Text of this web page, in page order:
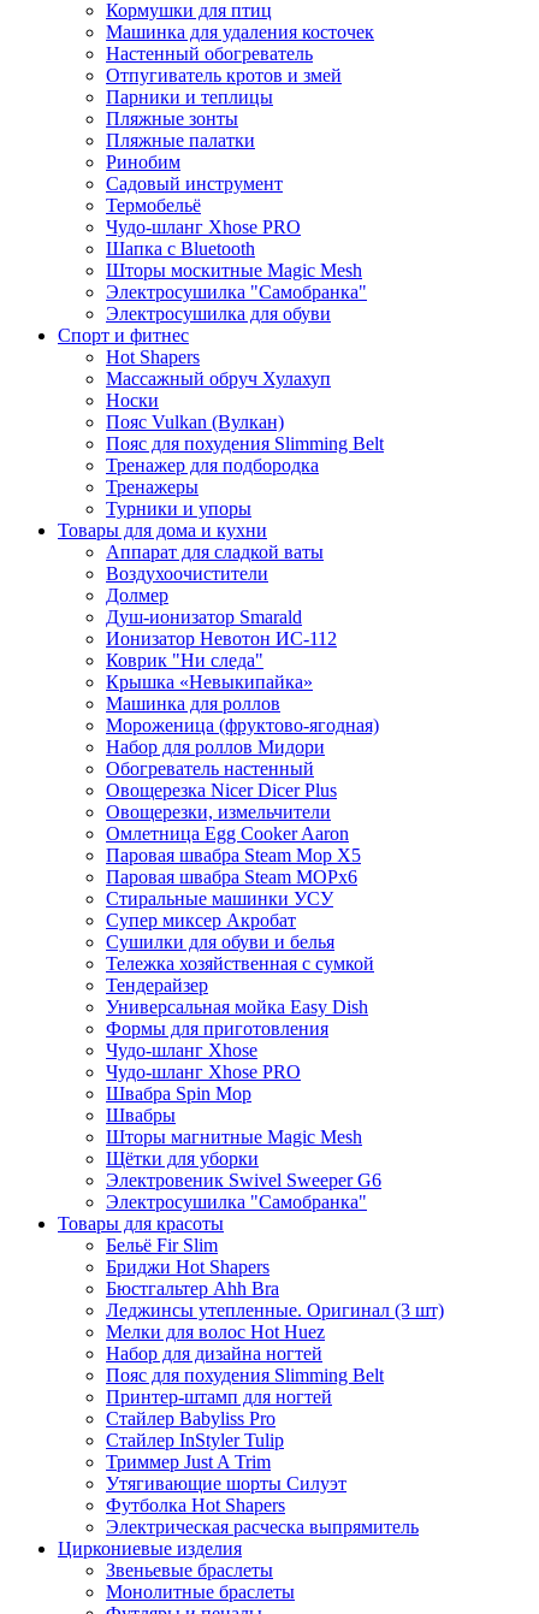
Кормушки для птиц
Машинка для удаления косточек
Настенный обогреватель
Отпугиватель кротов и змей
Парники и теплицы
Пляжные зонты
Пляжные палатки
Ринобим
Садовый инструмент
Термобельё
Чудо-шланг Xhose PRO
Шапка с Bluetooth
Шторы москитные Magic Mesh
Электросушилка "Самобранка"
Электросушилка для обуви
Спорт и фитнес
Hot Shapers
Массажный обруч Хулахуп
Носки
Пояс Vulkan (Вулкан)
Пояс для похудения Slimming Belt
Тренажер для подбородка
Тренажеры
Турники и упоры
Товары для дома и кухни
Аппарат для сладкой ваты
Воздухоочистители
Долмер
Душ-ионизатор Smarald
Ионизатор Невотон ИС-112
Коврик "Ни следа"
Крышка «Невыкипайка»
Машинка для роллов
Мороженица (фруктово-ягодная)
Набор для роллов Мидори
Обогреватель настенный
Овощерезка Nicer Dicer Plus
Овощерезки, измельчители
Омлетница Egg Сooker Aaron
Паровая швабра Steam Mop X5
Паровая швабра Steam MOPх6
Стиральные машинки УСУ
Супер миксер Акробат
Сушилки для обуви и белья
Тележка хозяйственная с сумкой
Тендерайзер
Универсальная мойка Easy Dish
Формы для приготовления
Чудо-шланг Xhose
Чудо-шланг Xhose PRO
Швабра Spin Mop
Швабры
Шторы магнитные Magic Mesh
Щётки для уборки
Электровеник Swivel Sweeper G6
Электросушилка "Самобранка"
Товары для красоты
Бельё Fir Slim
Бриджи Hot Shapers
Бюстгальтер Ahh Bra
Леджинсы утепленные. Оригинал (3 шт)
Мелки для волос Hot Huez
Набор для дизайна ногтей
Пояс для похудения Slimming Belt
Принтер-штамп для ногтей
Стайлер Babyliss Pro
Стайлер InStyler Tulip
Триммер Just A Trim
Утягивающие шорты Силуэт
Футболка Hot Shapers
Электрическая расческа выпрямитель
Циркониевые изделия
Звеньевые браслеты
Монолитные браслеты